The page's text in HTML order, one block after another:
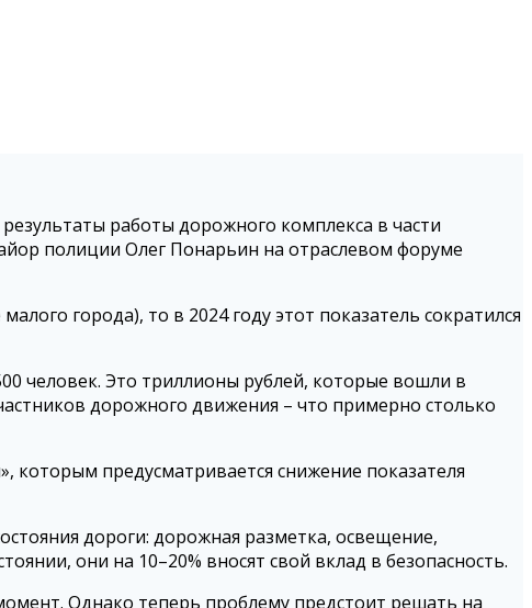
работы дорожного комплекса в части
полиции Олег Понарьин на отраслевом форуме
города), то в 2024 году этот показатель сократился
человек. Это триллионы рублей, которые вошли в
дорожного движения – что примерно столько
которым предусматривается снижение показателя
дороги: дорожная разметка, освещение,
они на 10–20% вносят свой вклад в безопасность.
Однако теперь проблему предстоит решать на